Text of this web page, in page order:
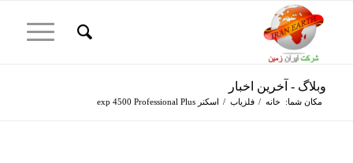
وبلاگ - آخرین اخبار
مکان شما: خانه / فلزیاب / اسکنر exp 4500 Professional Plus